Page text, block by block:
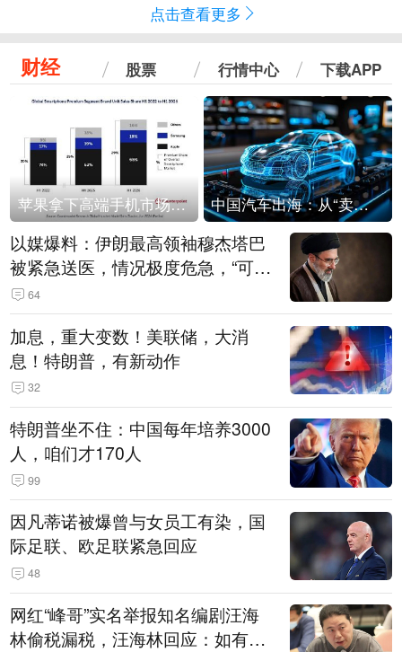
点击查看更多
财经 股票 行情中心 下载APP
苹果拿下高端手机市场65%的份额：iPhone 17系列功不可没 中国汽车出海：从“卖出去”到“走进去”
以媒爆料：伊朗最高领袖穆杰塔巴
被紧急送医，情况极度危急，“可能
随时会死去”
64
加息，重大变数！美联储，大消
息！特朗普，有新动作
32
特朗普坐不住：中国每年培养3000
人，咱们才170人
99
因凡蒂诺被爆曾与女员工有染，国
际足联、欧足联紧急回应
48
网红“峰哥”实名举报知名编剧汪海
林偷税漏税，汪海林回应：如有违